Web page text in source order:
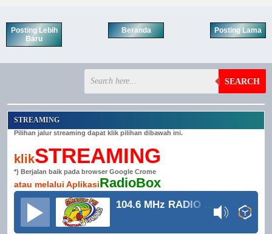
Posting Lebih
Baru
Posting Lama
Beranda
SEARCH
STREAMING
Pilihan jalur streaming dapat klik pilihan dibawah ini.
klikSTREAMING
*) Berjalan baik pada browser Google Crome
atau melalui AplikasiRadioBox
104.6 MHz RADIO GRINDULU FM